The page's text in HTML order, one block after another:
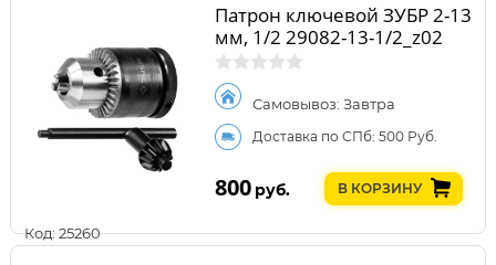
Код: 25260
Патрон ключевой ЗУБР 2-13
мм, 1/2 29082-13-1/2_z02
Самовывоз: Завтра
Доставка по СПб: 500 Руб.
800 руб. В КОРЗИНУ